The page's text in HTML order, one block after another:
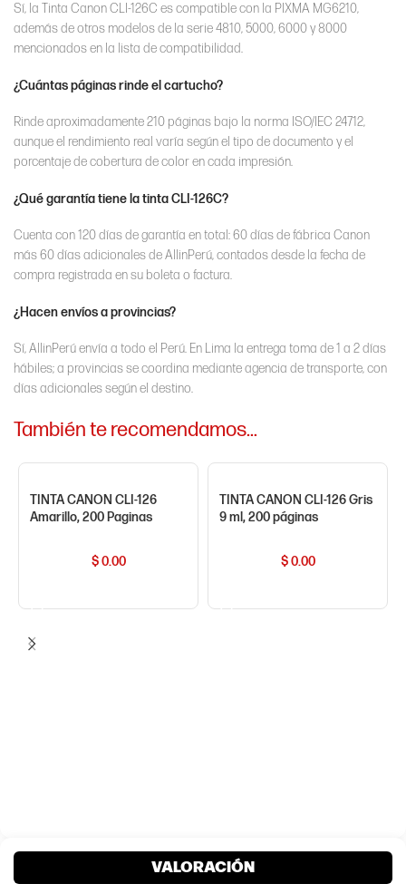
Sí, la Tinta Canon CLI-126C es compatible con la PIXMA MG6210,
además de otros modelos de la serie 4810, 5000, 6000 y 8000
mencionados en la lista de compatibilidad.
¿Cuántas páginas rinde el cartucho?
Rinde aproximadamente 210 páginas bajo la norma ISO/IEC 24712,
aunque el rendimiento real varía según el tipo de documento y el
porcentaje de cobertura de color en cada impresión.
¿Qué garantía tiene la tinta CLI-126C?
Cuenta con 120 días de garantía en total: 60 días de fábrica Canon
más 60 días adicionales de AllinPerú, contados desde la fecha de
compra registrada en su boleta o factura.
¿Hacen envíos a provincias?
Sí, AllinPerú envía a todo el Perú. En Lima la entrega toma de 1 a 2 días
hábiles; a provincias se coordina mediante agencia de transporte, con
días adicionales según el destino.
También te recomendamos…
TINTA CANON CLI-126
Amarillo, 200 Paginas
$0.00
TINTA CANON CLI-126 Gris
9 ml, 200 páginas
$0.00
VALORACIÓN